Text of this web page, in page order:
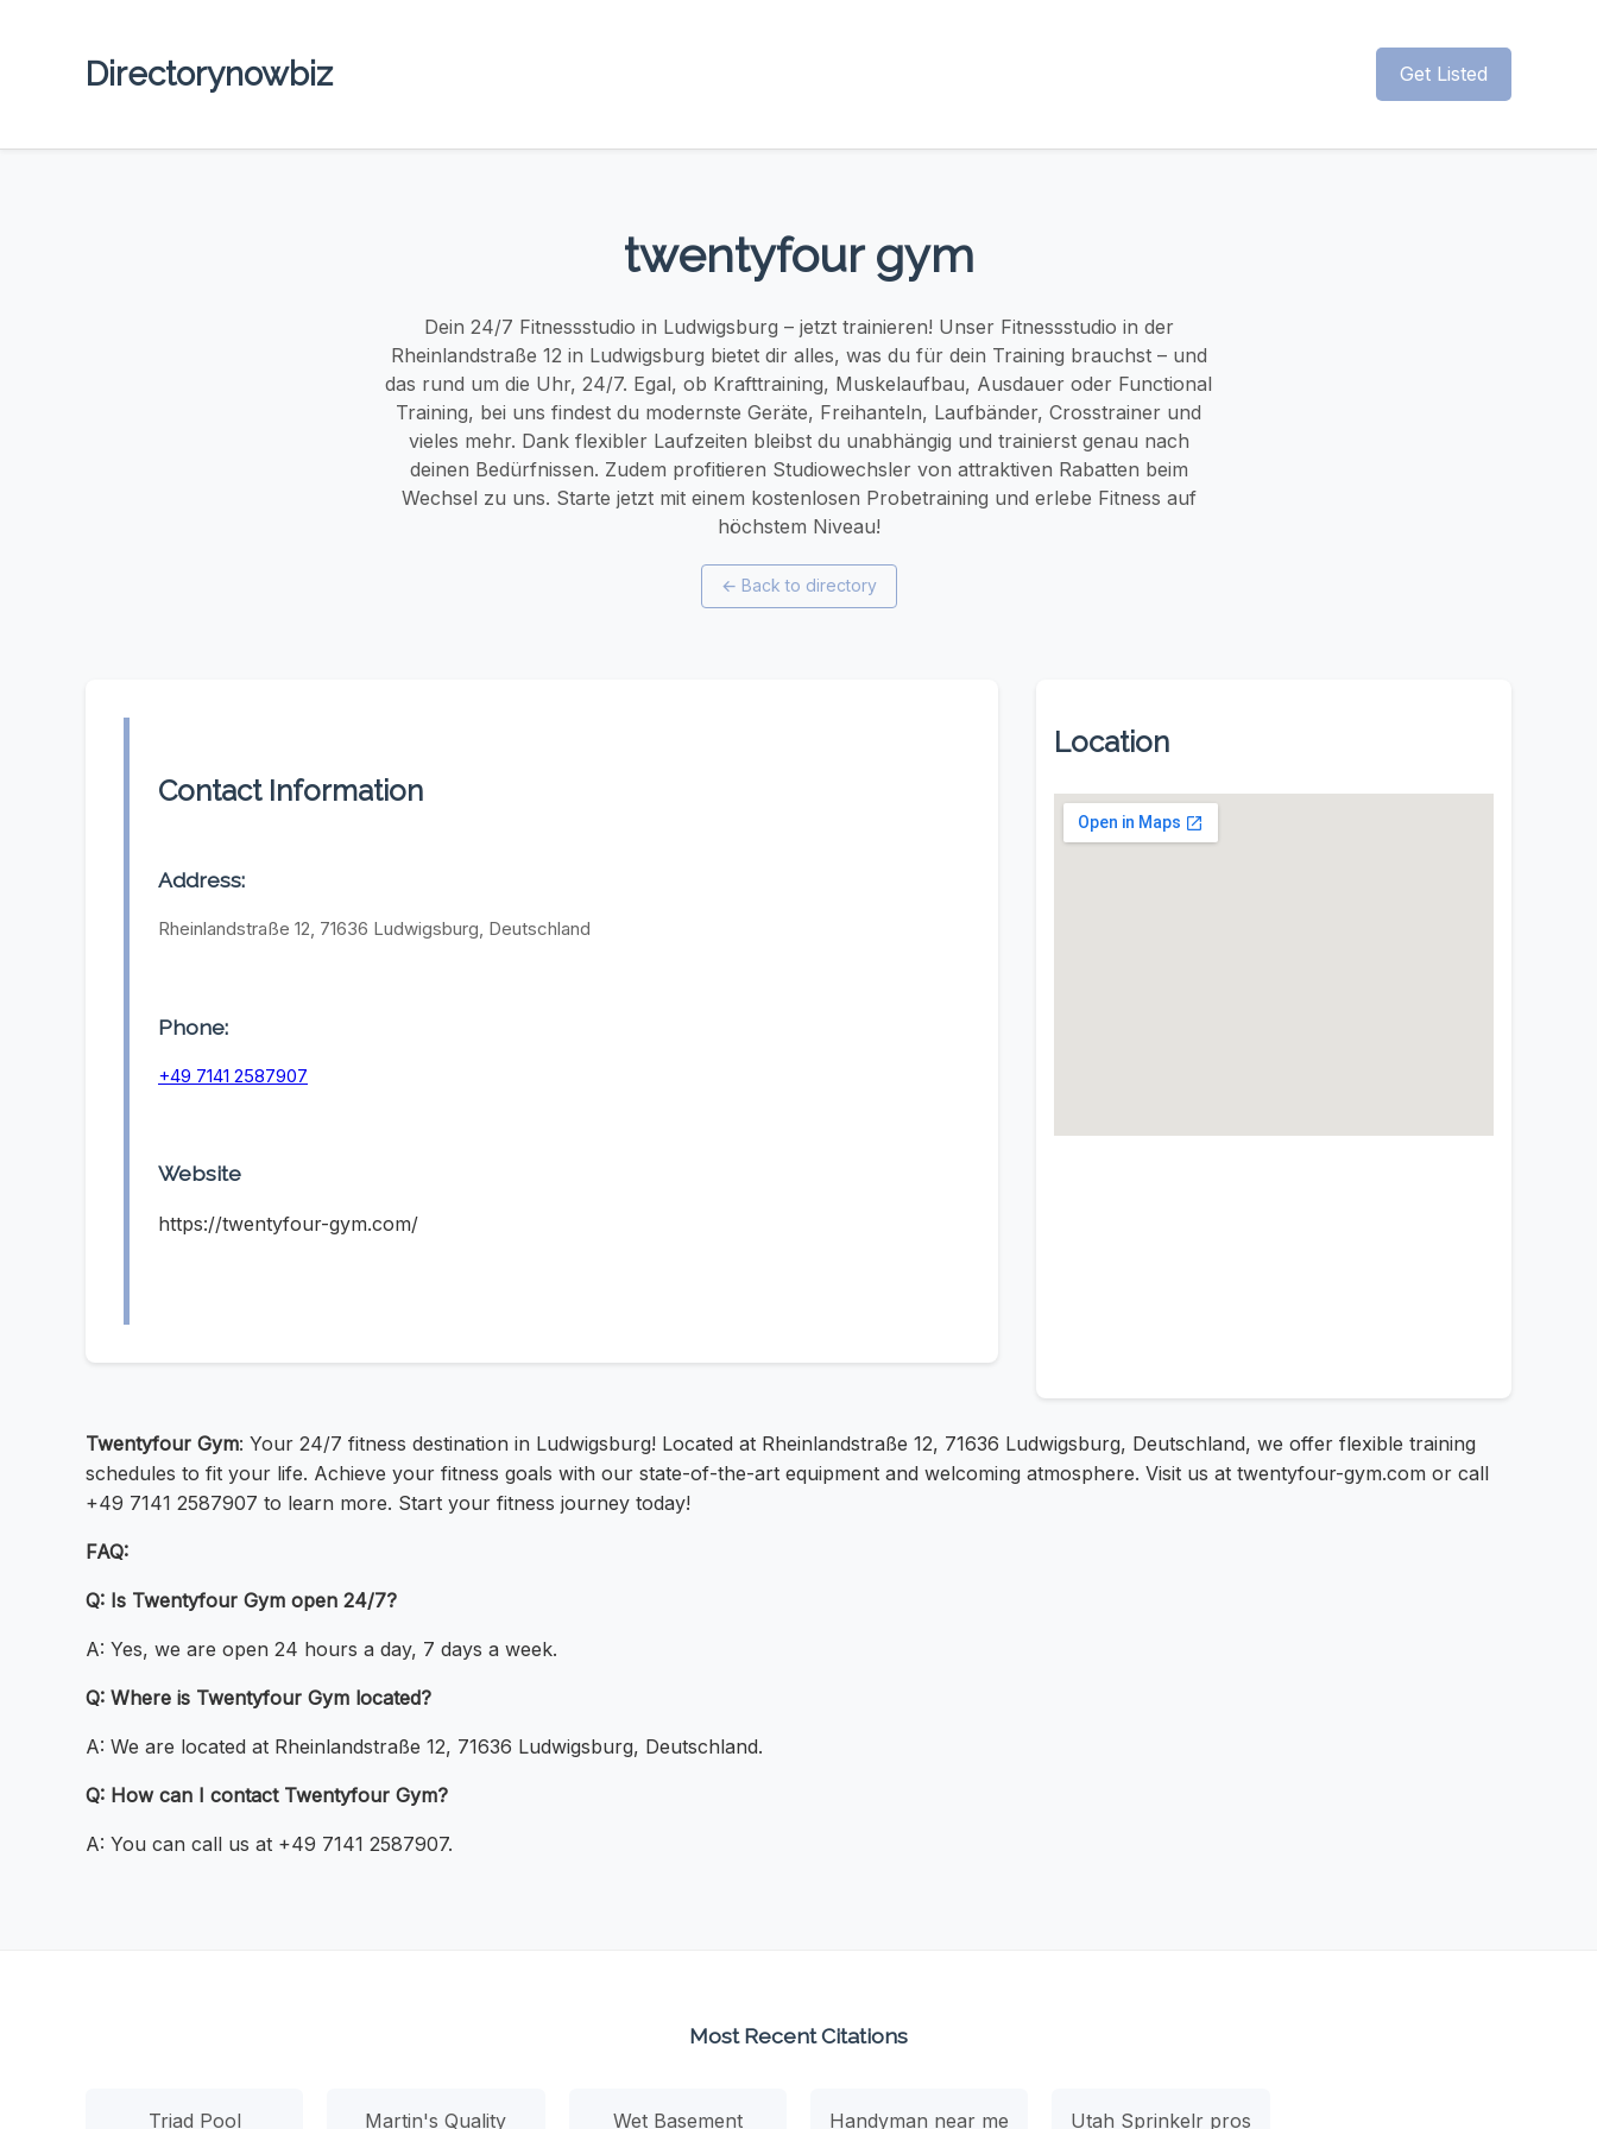
Directorynowbiz Get Listed
twentyfour gym
Dein 24/7 Fitnessstudio in Ludwigsburg – jetzt trainieren! Unser Fitnessstudio in der
Rheinlandstraße 12 in Ludwigsburg bietet dir alles, was du für dein Training brauchst – und
das rund um die Uhr, 24/7. Egal, ob Krafttraining, Muskelaufbau, Ausdauer oder Functional
Training, bei uns findest du modernste Geräte, Freihanteln, Laufbänder, Crosstrainer und
vieles mehr. Dank flexibler Laufzeiten bleibst du unabhängig und trainierst genau nach
deinen Bedürfnissen. Zudem profitieren Studiowechsler von attraktiven Rabatten beim
Wechsel zu uns. Starte jetzt mit einem kostenlosen Probetraining und erlebe Fitness auf
höchstem Niveau!
← Back to directory
Contact Information
Address:
Rheinlandstraße 12, 71636 Ludwigsburg, Deutschland
Phone:
+49 7141 2587907
Website
https://twentyfour-gym.com/
Location
Twentyfour Gym: Your 24/7 fitness destination in Ludwigsburg! Located at Rheinlandstraße 12, 71636 Ludwigsburg, Deutschland, we offer flexible training
schedules to fit your life. Achieve your fitness goals with our state-of-the-art equipment and welcoming atmosphere. Visit us at twentyfour-gym.com or call
+49 7141 2587907 to learn more. Start your fitness journey today!
FAQ:
Q: Is Twentyfour Gym open 24/7?
A: Yes, we are open 24 hours a day, 7 days a week.
Q: Where is Twentyfour Gym located?
A: We are located at Rheinlandstraße 12, 71636 Ludwigsburg, Deutschland.
Q: How can I contact Twentyfour Gym?
A: You can call us at +49 7141 2587907.
Most Recent Citations
Triad Pool Martin's Quality Wet Basement Handyman near me Utah Sprinkelr pros